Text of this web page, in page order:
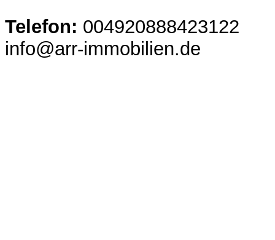
Telefon: 004920888423122
info@arr-immobilien.de